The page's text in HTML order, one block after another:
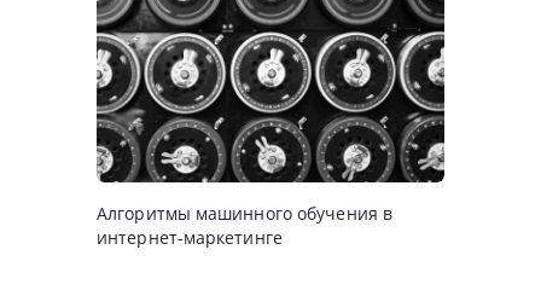
Алгоритмы машинного обучения в
интернет-маркетинге